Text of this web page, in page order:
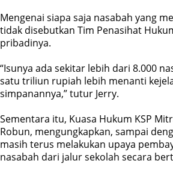
Mengenai siapa saja nasabah yang
tidak disebutkan Tim Penasihat
pribadinya.
“Isunya ada sekitar lebih dari 8.000
satu triliun rupiah lebih menanti
simpanannya,” tutur Jerry.
Sementara itu, Kuasa Hukum KSP
Robun, mengungkapkan, sampai
masih terus melakukan upaya
nasabah dari jalur sekolah secara